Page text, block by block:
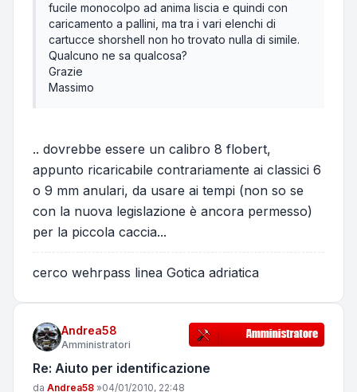
fucile monocolpo ad anima liscia e quindi con
caricamento a pallini, ma tra i vari elenchi di
cartucce shorshell non ho trovato nulla di simile.
Qualcuno ne sa qualcosa?
Grazie
Massimo
.. dovrebbe essere un calibro 8 flobert,
appunto ricaricabile contrariamente ai classici 6
o 9 mm anulari, da usare ai tempi (non so se
con la nuova legislazione è ancora permesso)
per la piccola caccia...
cerco wehrpass linea Gotica adriatica
Andrea58
Amministratori
Re: Aiuto per identificazione
Messaggio
da Andrea58 »04/01/2010, 22:48